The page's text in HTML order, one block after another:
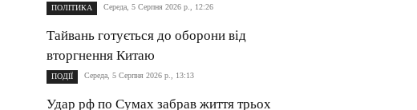
ПОЛІТИКА Середа, 5 Серпня 2026 р., 12:26
Тайвань готується до оборони від
вторгнення Китаю
ПОДІЇ Середа, 5 Серпня 2026 р., 13:13
Удар рф по Сумах забрав життя трьох